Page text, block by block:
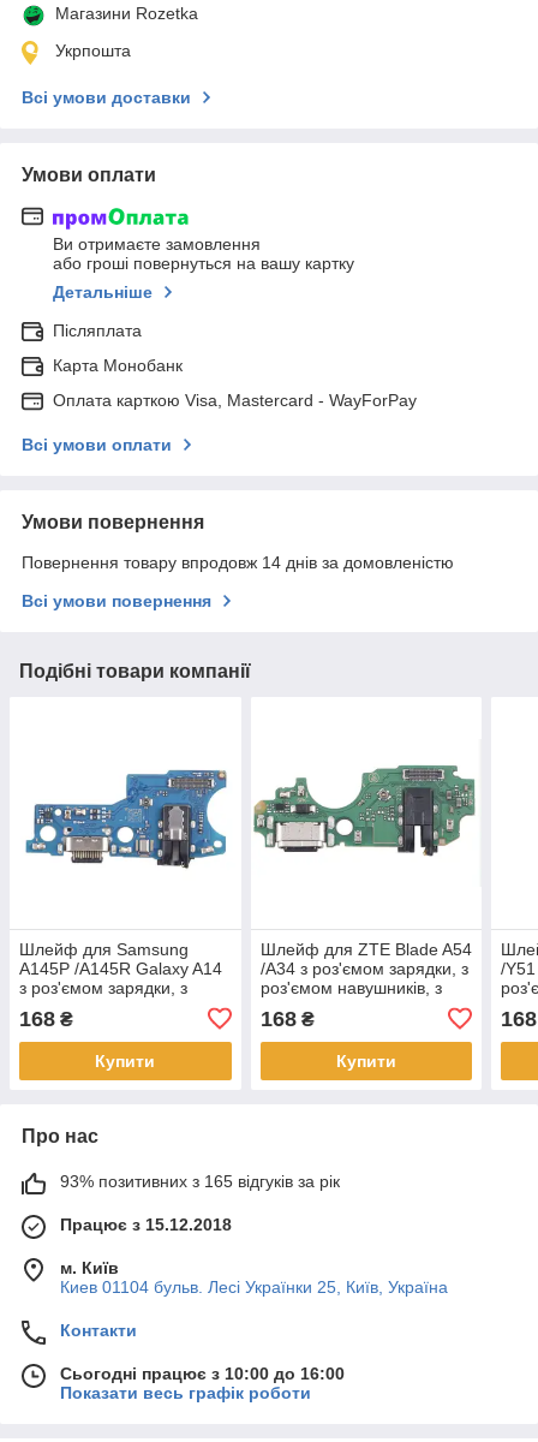
Магазини Rozetka
Укрпошта
Всі умови доставки
Умови оплати
Ви отримаєте замовлення
або гроші повернуться на вашу картку
Детальніше
Післяплата
Карта Монобанк
Оплата карткою Visa, Mastercard - WayForPay
Всі умови оплати
Умови повернення
Повернення товару впродовж 14 днів за домовленістю
Всі умови повернення
Подібні товари компанії
Шлейф для Samsung
A145P /A145R Galaxy A14
з роз'ємом зарядки, з
мікрофоном, плата
168 ₴
Купити
Шлейф для ZTE Blade A54
/A34 з роз'ємом зарядки, з
роз'ємом навушників, з
зарядки
168₴
Купити
/
168
Про нас
93% позитивних з 165 відгуків за рік
Працює з 15.12.2018
м. Київ
Киев 01104 бульв. Лесі Українки 25, Київ, Україна
Контакти
Сьогодні працює з 10:00 до 16:00
Показати весь графік роботи